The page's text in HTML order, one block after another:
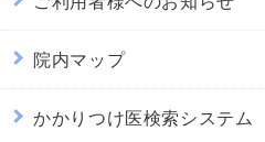
院内マップ
かかりつけ医検索システム